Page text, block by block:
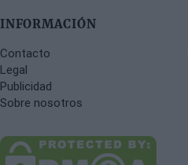
INFORMACIÓN
Contacto
Legal
Publicidad
Sobre nosotros